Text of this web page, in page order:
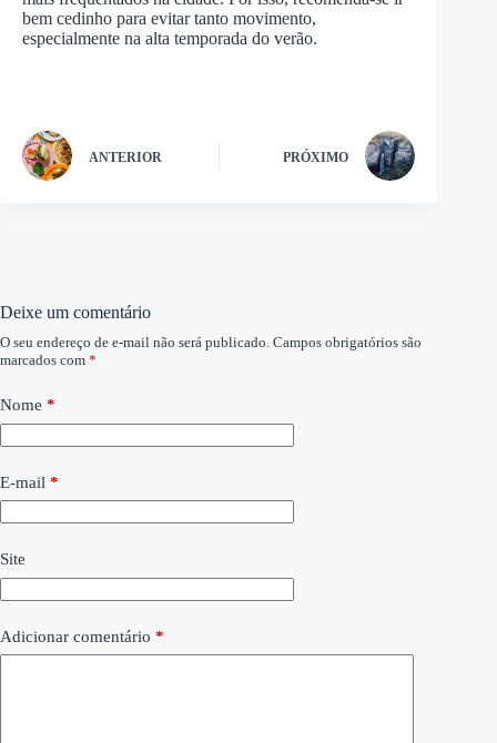
bem cedinho para evitar tanto movimento,
especialmente na alta temporada do verão.
ANTERIOR PRÓXIMO
Deixe um comentário
O seu endereço de e-mail não será publicado. Campos obrigatórios são
marcados com *
Nome *
E-mail *
Site
Adicionar comentário *